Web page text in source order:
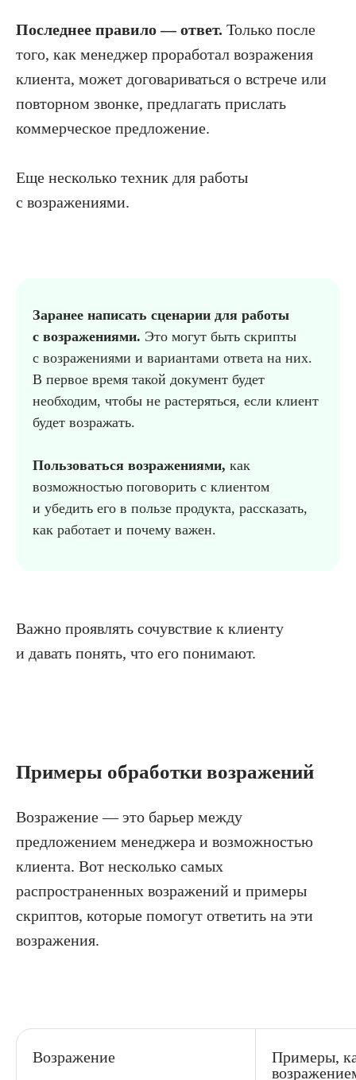
Последнее правило — ответ. Только после
того, как менеджер проработал возражения
клиента, может договариваться о встрече или
повторном звонке, предлагать прислать
коммерческое предложение.
Еще несколько техник для работы
с возражениями.
Заранее написать сценарии для работы
с возражениями. Это могут быть скрипты
с возражениями и вариантами ответа на них.
В первое время такой документ будет
необходим, чтобы не растеряться, если клиент
будет возражать.
Пользоваться возражениями, как
возможностью поговорить с клиентом
и убедить его в пользе продукта, рассказать,
как работает и почему важен.
Важно проявлять сочувствие к клиенту
и давать понять, что его понимают.
Примеры обработки возражений
Возражение — это барьер между
предложением менеджера и возможностью
клиента. Вот несколько самых
распространенных возражений и примеры
скриптов, которые помогут ответить на эти
возражения.
Возражение
Примеры,